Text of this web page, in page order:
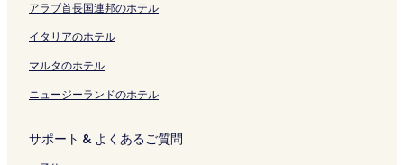
リ
ン
ク
ー
ジ
を
開
リ
ン
ク
アラブ首長国連邦のホテル
イタリアのホテル
マルタのホテル
ニュージーランドのホテル
サポート & よくあるご質問